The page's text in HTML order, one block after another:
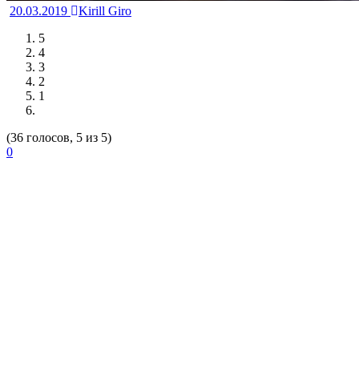
20.03.2019
Kirill Giro
5
4
3
2
1
(36 голосов, 5 из 5)
0